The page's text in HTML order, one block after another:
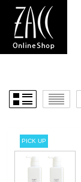
PICK UP